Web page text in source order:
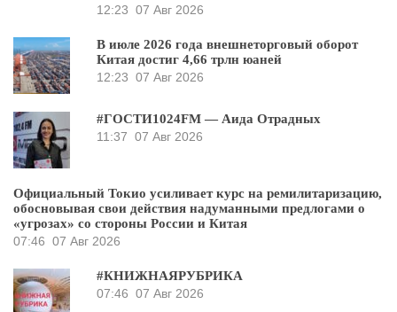
12:23 07 Авг 2026
В июле 2026 года внешнеторговый оборот
Китая достиг 4,66 трлн юаней
12:23 07 Авг 2026
#ГОСТИ1024FM — Аида Отрадных
11:37 07 Авг 2026
Официальный Токио усиливает курс на ремилитаризацию,
обосновывая свои действия надуманными предлогами о
«угрозах» со стороны России и Китая
07:46 07 Авг 2026
#КНИЖНАЯРУБРИКА
07:46 07 Авг 2026